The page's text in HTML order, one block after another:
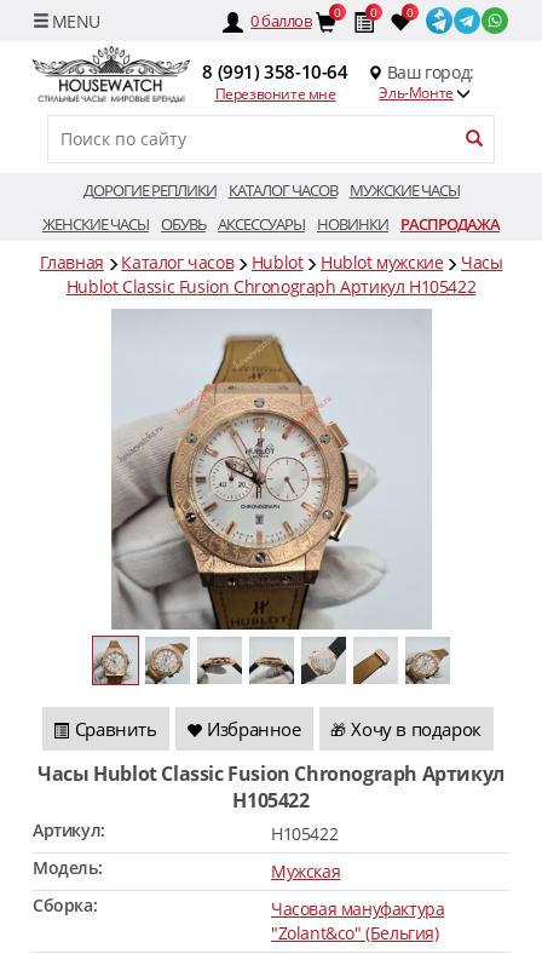
0баллов 0 0 0
8 (991) 358-10-64
Перезвоните мне
Ваш город:
Эль-Монте
ДОРОГИЕ РЕПЛИКИ КАТАЛОГ ЧАСОВ
МУЖСКИЕ ЧАСЫ
ЖЕНСКИЕ ЧАСЫ ОБУВЬ АКСЕССУАРЫ НОВИНКИ РАСПРОДАЖА
Главная Каталог часов Hublot Hublot мужские
Часы
Hublot Classic Fusion Chronograph Артикул H105422
Сравнить Избранное 🎁 Хочу в подарок
Часы Hublot Classic Fusion Chronograph Артикул
H105422
Артикул:
H105422
Модель:
Мужская
Сборка:
Часовая мануфактура
"Zolant&co" (Бельгия)